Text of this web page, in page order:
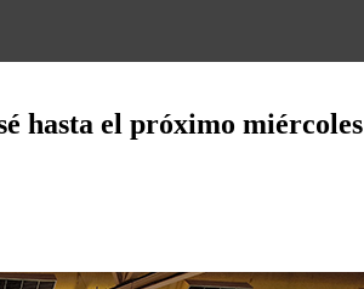
hasta el próximo miércoles